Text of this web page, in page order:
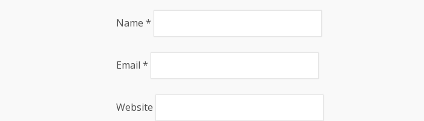
Name *
Email *
Website